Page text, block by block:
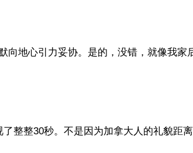
向地心引力妥协。是的，没错，就像我家
整整30秒。不是因为加拿大人的礼貌距